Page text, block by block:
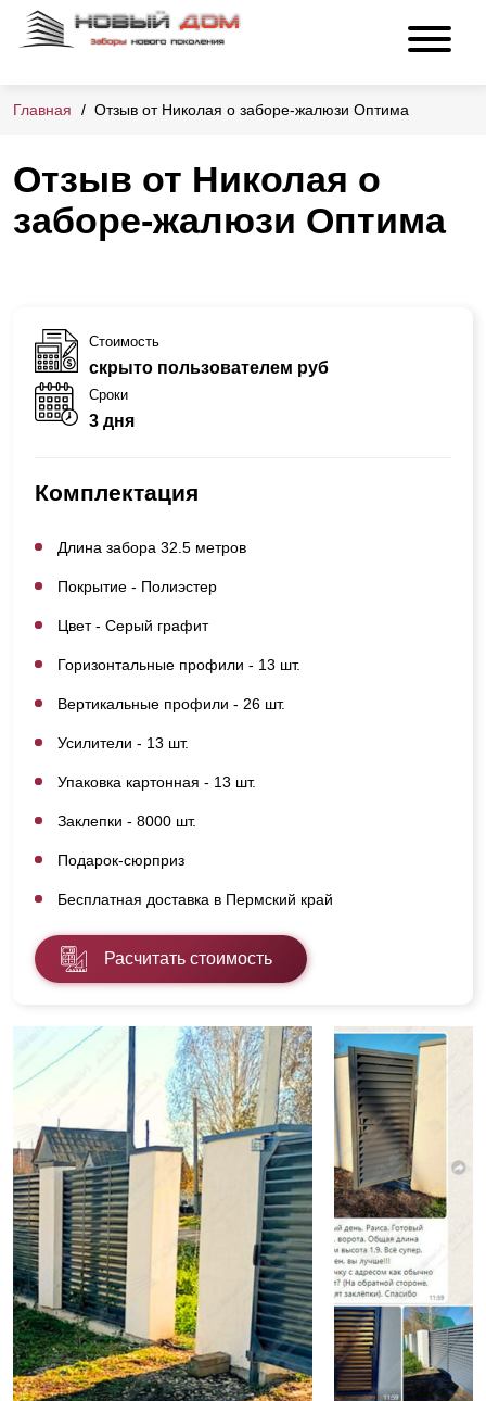
Главная Отзыв от Николая о заборе-жалюзи Оптима
Отзыв от Николая о
заборе-жалюзи Оптима
Стоимость
скрыто пользователем руб
Сроки
3 дня
Комплектация
Длина забора 32.5 метров
Покрытие - Полиэстер
Цвет - Серый графит
Горизонтальные профили - 13 шт.
Вертикальные профили - 26 шт.
Усилители - 13 шт.
Упаковка картонная - 13 шт.
Заклепки - 8000 шт.
Подарок-сюрприз
Бесплатная доставка в Пермский край
Расчитать стоимость